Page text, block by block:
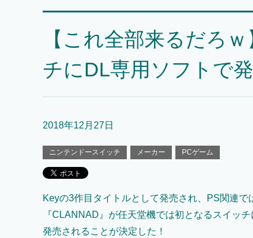
【これ全部来るだろ
チにDL専用ソフトで発
2018年12月27日
ニンテンドースイッチ メーカー PCゲーム
Keyの3作目タイトルとして発売され、PS関連で
『CLANNAD』が任天堂機では初となるスイッ
発売されることが決定した！